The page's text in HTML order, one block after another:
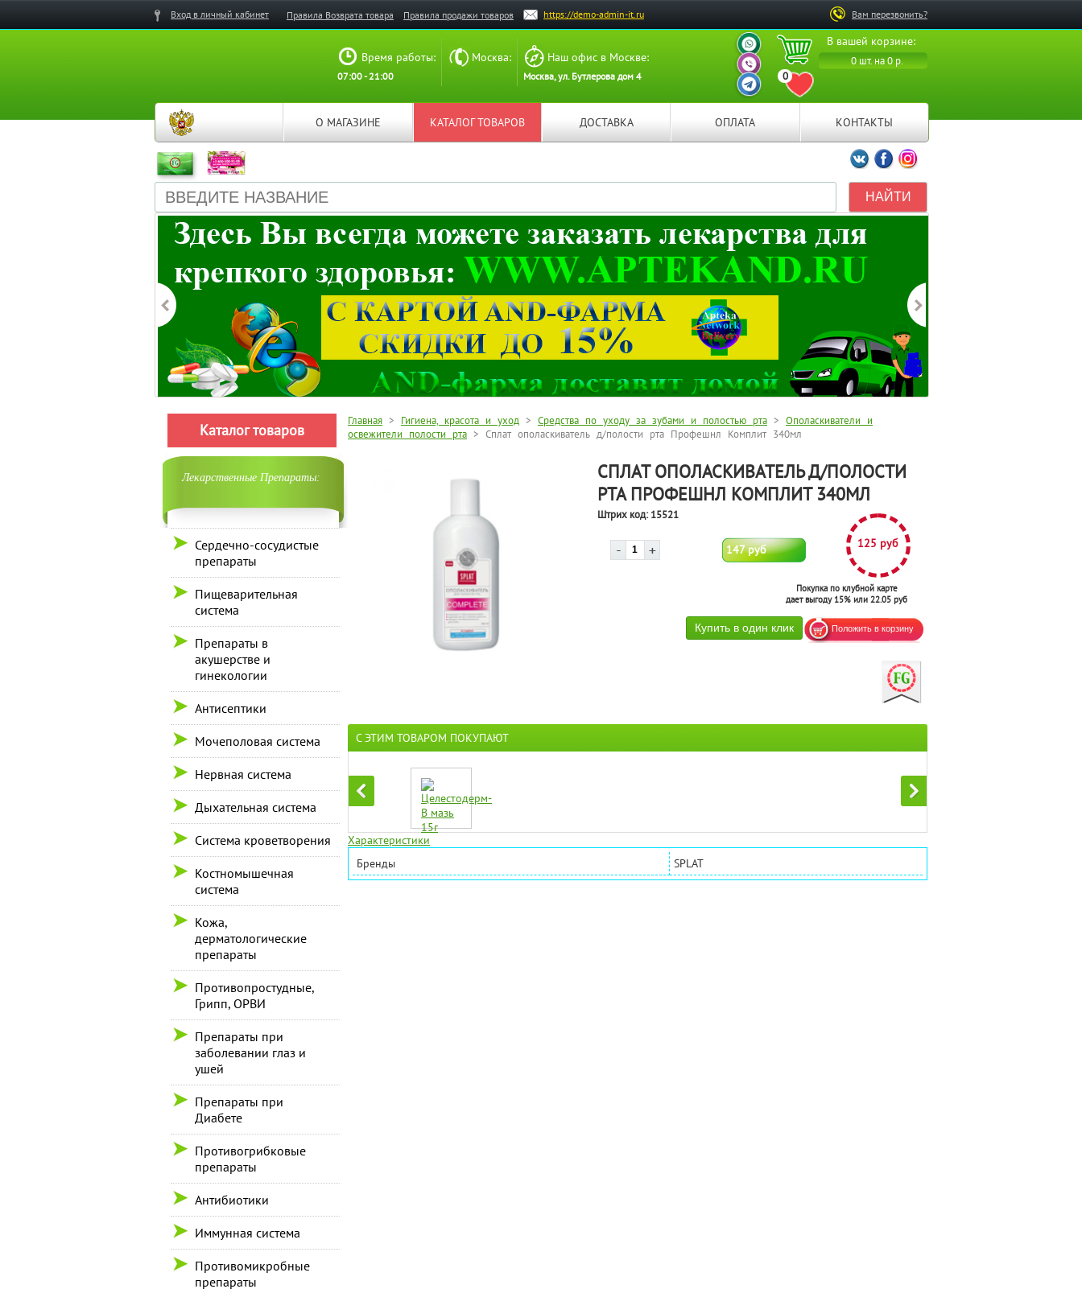
Вам перезвонить?
Вход в личный кабинет Правила Возврата товара Правила продажи товаров https://demo-admin-it.ru
В вашей корзине:
0 шт. на 0 р.
0
ПЕРЕЙТИ В ИЗБРАННОЕ
ВАШ ПЕРСОНАЛЬНЫЙ
МЕНЕДЖЕР
ВАШ ПЕРСОНАЛЬНЫЙ
МЕНЕДЖЕР
ВАШ ПЕРСОНАЛЬНЫЙ
МЕНЕДЖЕР
Время работы:
07:00 - 21:00
Москва: Наш офис в Москве:
Москва, ул. Бутлерова дом 4
О МАГАЗИНЕ КАТАЛОГ ТОВАРОВ ДОСТАВКА ОПЛАТА КОНТАКТЫ
Мы ВКонтакте
Мы на Facebook
Мы в Instagramm
Каталог товаров
Лекарственные Препараты:
Сердечно-сосудистые
препараты
Пищеварительная
система
Препараты в
акушерстве и
гинекологии
Антисептики
Мочеполовая система
Нервная система
Дыхательная система
Система кроветворения
Костномышечная
система
Кожа,
дерматологические
препараты
Противопростудные,
Грипп, ОРВИ
Препараты при
заболевании глаз и
ушей
Препараты при
Диабете
Противогрибковые
препараты
Антибиотики
Иммунная система
Противомикробные
препараты
Главная > Гигиена, красота и уход > Средства по уходу за зубами и полостью рта > Ополаскиватели и
освежители полости рта > Сплат ополаскиватель д/полости рта Профешнл Комплит 340мл
СПЛАТ ОПОЛАСКИВАТЕЛЬ Д/ПОЛОСТИ
РТА ПРОФЕШНЛ КОМПЛИТ 340МЛ
Штрих код:15521
147 руб 125 руб
Покупка по клубной карте
дает выгоду 15% или 22.05 руб
С ЭТИМ ТОВАРОМ ПОКУПАЮТ
Характеристики
Бренды
SPLAT